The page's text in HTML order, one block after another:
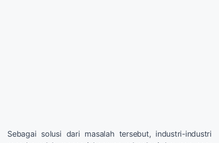
Sebagai solusi dari masalah tersebut, industri-industri